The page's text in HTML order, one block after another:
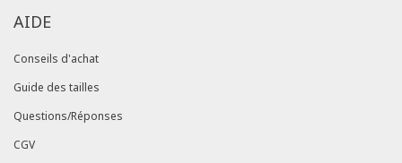
AIDE
Conseils d'achat
Guide des tailles
Questions/Réponses
CGV